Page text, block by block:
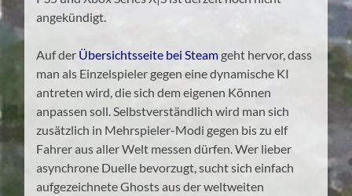
angekündigt.
Auf der Übersichtsseite bei Steam geht hervor, dass
man als Einzelspieler gegen eine dynamische KI
antreten wird, die sich dem eigenen Können
anpassen soll. Selbstverständlich wird man sich
zusätzlich in Mehrspieler-Modi gegen bis zu elf
Fahrer aus aller Welt messen dürfen. Wer lieber
asynchrone Duelle bevorzugt, sucht sich einfach
aufgezeichnete Ghosts aus der weltweiten